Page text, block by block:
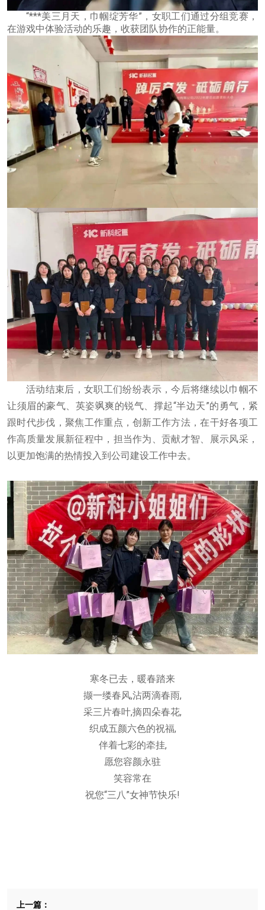
“***美三月天，巾帼绽芳华”，女职工们通过分组竞赛，
在游戏中体验活动的乐趣，收获团队协作的正能量。
活动结束后，女职工们纷纷表示，今后将继续以巾帼不
让须眉的豪气、英姿飒爽的锐气、撑起“半边天”的勇气，紧
跟时代步伐，聚焦工作重点，创新工作方法，在干好各项工
作高质量发展新征程中，担当作为、贡献才智、展示风采，
以更加饱满的热情投入到公司建设工作中去。
寒冬已去，暖春踏来
撷一缕春风,沾两滴春雨,
采三片春叶,摘四朵春花,
织成五颜六色的祝福,
伴着七彩的牵挂,
愿您容颜永驻
笑容常在
祝您“三八”女神节快乐!
上一篇：